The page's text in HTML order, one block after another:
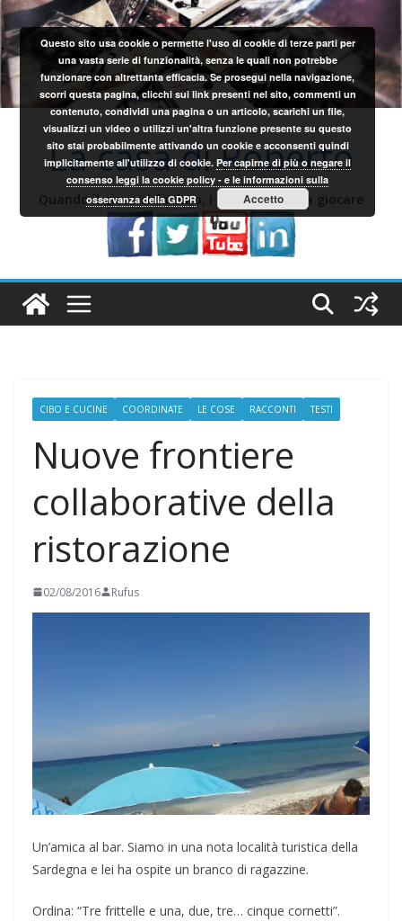
Salta
al
contenuto
La casa di Roberto
Quando il gioco si fa duro, i sardi iniziano a giocare
CIBO E CUCINE COORDINATE LE COSE RACCONTI TESTI
Nuove frontiere
collaborative della
ristorazione
02/08/2016 Rufus
Un’amica al bar. Siamo in una nota località turistica della
Sardegna e lei ha ospite un branco di ragazzine.
Ordina: “Tre frittelle e una, due, tre… cinque cornetti”.
Questo sito usa cookie o permette l'uso di cookie di terze parti per
una vasta serie di funzionalità, senza le quali non potrebbe
funzionare con altrettanta efficacia. Se prosegui nella navigazione,
scorri questa pagina, clicchi sui link presenti nel sito, commenti un
contenuto, condividi una pagina o un articolo, scarichi un file,
visualizzi un video o utilizzi un'altra funzione presente su questo
sito stai probabilmente attivando un cookie e acconsenti quindi
implicitamente all'utilizzo di cookie.Per capirne di più o negare il
consenso leggi la cookie policy - e le informazioni sulla
osservanza della GDPR
Accetto